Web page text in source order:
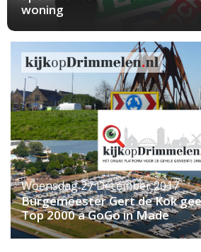
woning
Woensdag 27 December 2017
Burgemeester Gert de Kok
Top 2000 a GoGo in Made